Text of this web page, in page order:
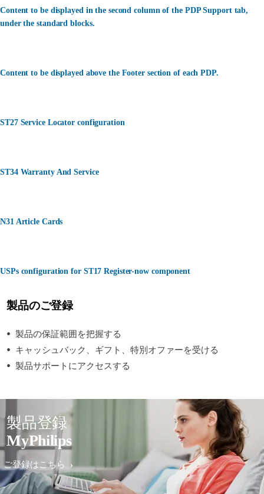
Content to be displayed in the second column of the PDP Support tab,
under the standard blocks.
Content to be displayed above the Footer section of each PDP.
ST27 Service Locator configuration
ST34 Warranty And Service
N31 Article Cards
USPs configuration for ST17 Register-now component
製品のご登録
製品の保証範囲を把握する
キャッシュバック、ギフト、特別オファーを受ける
製品サポートにアクセスする
製品登録
MyPhilips
ご登録はこちら